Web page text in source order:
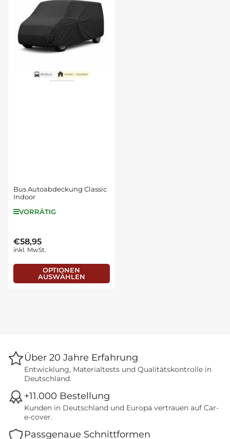
Bus Autoabdeckung Classic
Indoor
VORRÄTIG
Normaler
Preis
€58,95
inkl. MwSt.
OPTIONEN
AUSWÄHLEN
Über 20 Jahre Erfahrung
Entwicklung, Materialtests und Qualitätskontrolle in
Deutschland.
+11.000 Bestellung
Kunden in Deutschland und Europa vertrauen auf Car-
e-cover.
Passgenaue Schnittformen